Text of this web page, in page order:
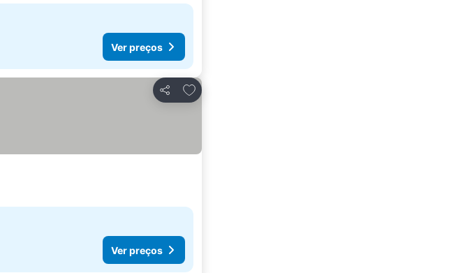
Ver preços
Partilhar
Adicionar aos favoritos
Ver preços